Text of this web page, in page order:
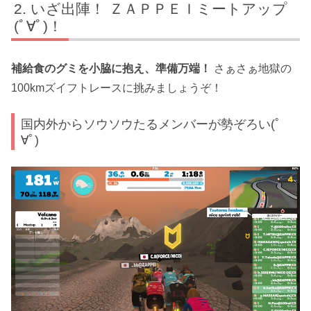
いざ出陣！ ＺＡＰＰＥＩミートアップ
(ﾟ∀ﾟ)！
補給食のグミを小脇に抱え、準備万端！
さぁさぁ地獄の
100kmズイフトレースに挑みましょうぞ！
国内外からソウソウたるメンバーが勢ぞろい(ﾟ
∀ﾟ)